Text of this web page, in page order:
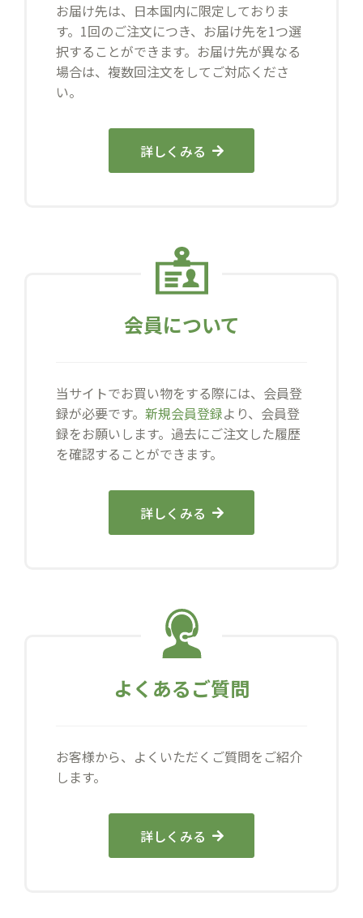
お届け先は、日本国内に限定しておりま
す。1回のご注文につき、お届け先を1つ選
択することができます。お届け先が異なる
場合は、複数回注文をしてご対応くださ
い。
詳しくみる
会員について
当サイトでお買い物をする際には、会員登
録が必要です。 新規会員登録より、会員登
録をお願いします。過去にご注文した履歴
を確認することができます。
詳しくみる
よくあるご質問
お客様から、よくいただくご質問をご紹介
します。
詳しくみる